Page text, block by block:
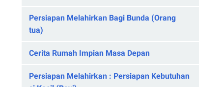
Persiapan Melahirkan Bagi Bunda (Orang
tua)
Cerita Rumah Impian Masa Depan
Persiapan Melahirkan : Persiapan Kebutuhan